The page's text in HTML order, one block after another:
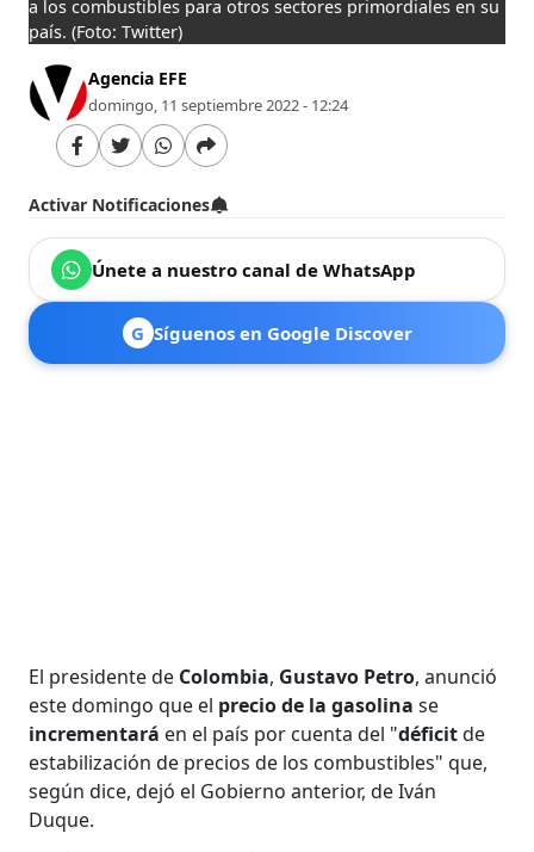
a los combustibles para otros sectores primordiales en su
país. (Foto: Twitter)
Agencia EFE
domingo, 11 septiembre 2022 - 12:24
Activar Notificaciones
Únete a nuestro canal de WhatsApp
G Síguenos en Google Discover
El presidente de Colombia, Gustavo Petro, anunció
este domingo que el precio de la gasolinase
incrementará en el país por cuenta del "déficitde
estabilización de precios de los combustibles" que,
según dice, dejó el Gobierno anterior, de Iván
Duque.